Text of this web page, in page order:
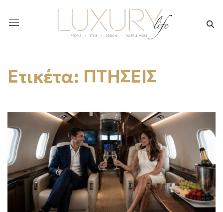
Ετικέτα: ΠΤΗΣΕΙΣ